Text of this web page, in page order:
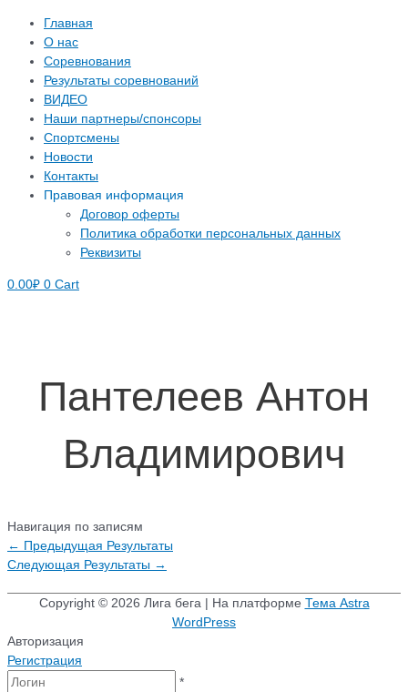
Главная
О нас
Соревнования
Результаты соревнований
ВИДЕО
Наши партнеры/спонсоры
Спортсмены
Новости
Контакты
Правовая информация
Договор оферты
Политика обработки персональных данных
Реквизиты
0.00₽ 0 Cart
Пантелеев Антон
Владимирович
Навигация по записям
← Предыдущая Результаты
Следующая Результаты →
Copyright © 2026 Лига бега| На платформе Тема Astra
WordPress
Авторизация
Регистрация
*